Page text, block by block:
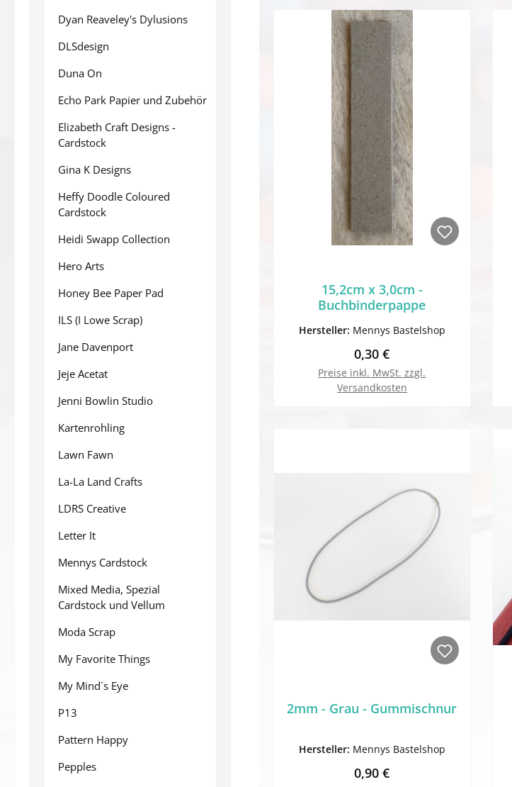
Dyan Reaveley's Dylusions
DLSdesign
Duna On
Echo Park Papier und Zubehör
Elizabeth Craft Designs -
Cardstock
Gina K Designs
Heffy Doodle Coloured
Cardstock
Heidi Swapp Collection
Hero Arts
Honey Bee Paper Pad
ILS (I Lowe Scrap)
Jane Davenport
Jeje Acetat
Jenni Bowlin Studio
Kartenrohling
Lawn Fawn
La-La Land Crafts
LDRS Creative
Letter It
Mennys Cardstock
Mixed Media, Spezial
Cardstock und Vellum
Moda Scrap
My Favorite Things
My Mind´s Eye
P13
Pattern Happy
Pepples
15,2cm x 3,0cm -
Buchbinderpappe
Hersteller: Mennys Bastelshop
Regulärer Preis:
0,30 €
Preise inkl. MwSt. zzgl.
Versandkosten
2mm - Grau - Gummischnur
Hersteller: Mennys Bastelshop
Regulärer Preis:
0,90 €